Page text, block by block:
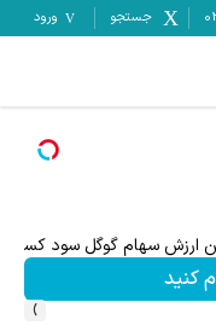
جستجو ورود
ارزش سهام گوگل سود کسب
کنید
›